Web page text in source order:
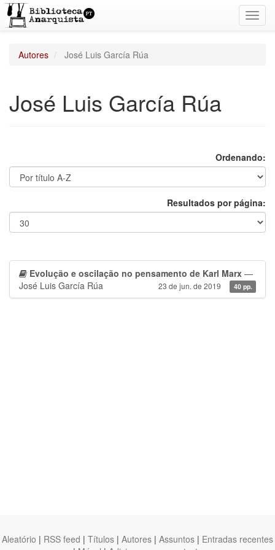
Autores José Luis García Rúa
José Luis García Rúa
Ordenando:
Resultados por página:
Evolução e oscilação no pensamento de Karl Marx —
José Luis García Rúa
23 de jun. de 2019 40 pp.
Aleatório | RSS feed | Títulos | Autores | Assuntos | Entradas recentes